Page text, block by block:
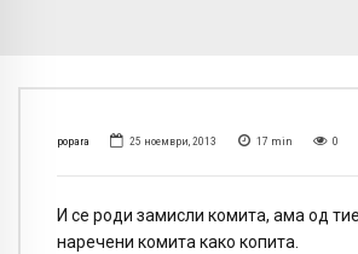
popara 25 ноември, 2013 17 min 0
И се роди замисли комита, ама од
наречени комита како копита.